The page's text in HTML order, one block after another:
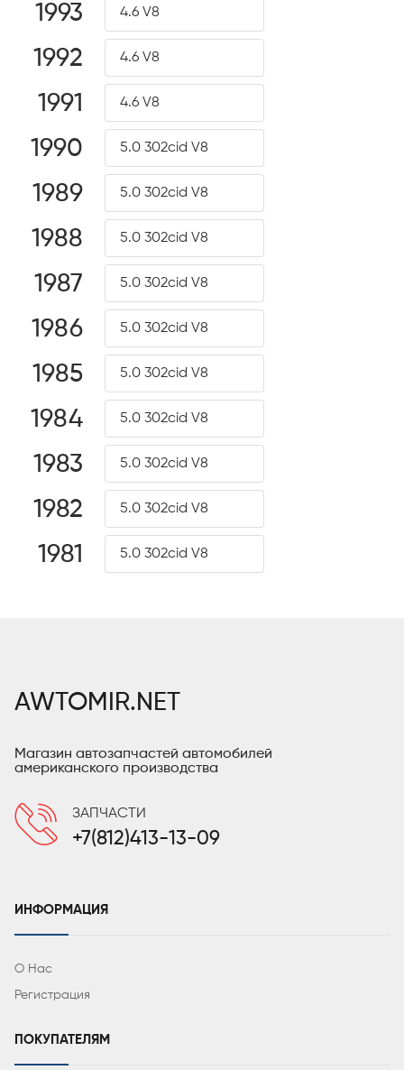
1993 4.6 V8
1992 4.6 V8
1991 4.6 V8
1990 5.0 302cid V8
1989 5.0 302cid V8
1988 5.0 302cid V8
1987 5.0 302cid V8
1986 5.0 302cid V8
1985 5.0 302cid V8
1984 5.0 302cid V8
1983 5.0 302cid V8
1982 5.0 302cid V8
1981 5.0 302cid V8
AWTOMIR.NET
Магазин автозапчастей автомобилей
американского производства
ЗАПЧАСТИ
+7(812)413-13-09
ИНФОРМАЦИЯ
О Нас
Регистрация
ПОКУПАТЕЛЯМ